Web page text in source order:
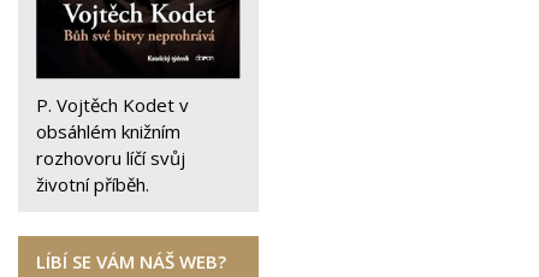
P. Vojtěch Kodet v
obsáhlém knižním
rozhovoru líčí svůj
životní příběh.
LÍBÍ SE VÁM NÁŠ WEB?